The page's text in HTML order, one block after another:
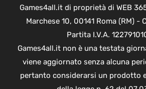
Games4all.it di proprietà di WEB
Marchese 10, 00141 Roma (RM) -
Partita I.V.A.
Games4all.it non è una testata
viene aggiornato senza alcuna
pertanto considerarsi un prodotto